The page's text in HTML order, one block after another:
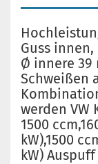
Guss
Ø innere 39
Schweißen
werden VW
1500
kW),1500
kW) Auspuff